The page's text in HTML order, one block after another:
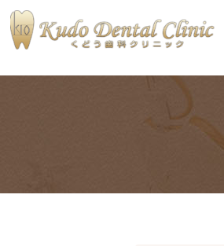
当院の特徴
医院ブログ